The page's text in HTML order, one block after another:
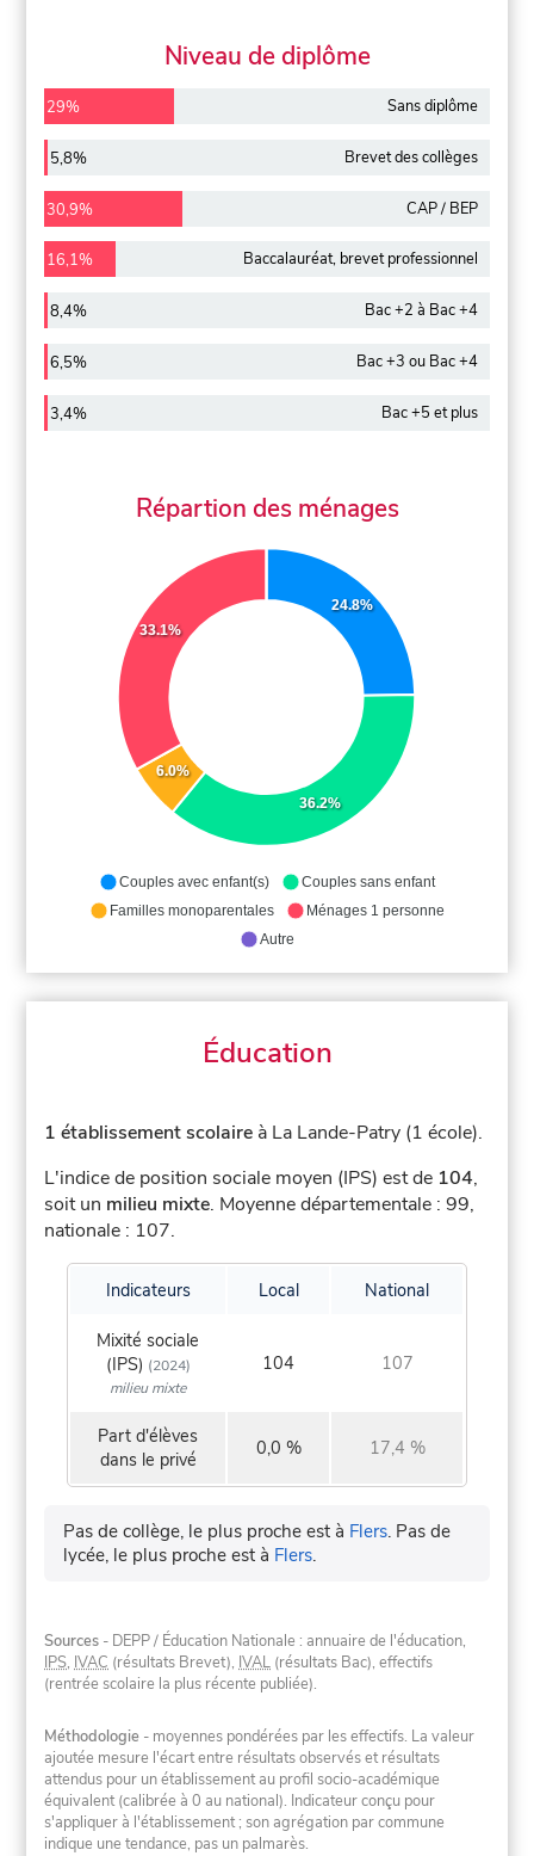
Niveau de diplôme
29% Sans diplôme
5,8% Brevet des collèges
30,9% CAP / BEP
16,1% Baccalauréat, brevet professionnel
8,4% Bac +2 à Bac +4
6,5% Bac +3 ou Bac +4
3,4% Bac +5 et plus
Répartion des ménages
24.8%
36.2%
6.0%
33.1%
Couples avec enfant(s)
Couples sans enfant
Familles monoparentales
Ménages 1 personne
Autre
Éducation
1 établissement scolaire à La Lande-Patry (1 école).
L'indice de position sociale moyen (IPS) est de 104,
soit un milieu mixte. Moyenne départementale : 99,
nationale : 107.
Indicateurs Local National
Mixité sociale
(IPS) (2024)
milieu mixte
104 107
Part d'élèves
dans le privé
0,0 % 17,4 %
Pas de collège, le plus proche est à Flers. Pas de
lycée, le plus proche est à Flers.
Sources - DEPP / Éducation Nationale : annuaire de l'éducation,
IPS, IVAC (résultats Brevet), IVAL (résultats Bac), effectifs
(rentrée scolaire la plus récente publiée).
Méthodologie - moyennes pondérées par les effectifs. La valeur
ajoutée mesure l'écart entre résultats observés et résultats
attendus pour un établissement au profil socio-académique
équivalent (calibrée à 0 au national). Indicateur conçu pour
s'appliquer à l'établissement ; son agrégation par commune
indique une tendance, pas un palmarès.